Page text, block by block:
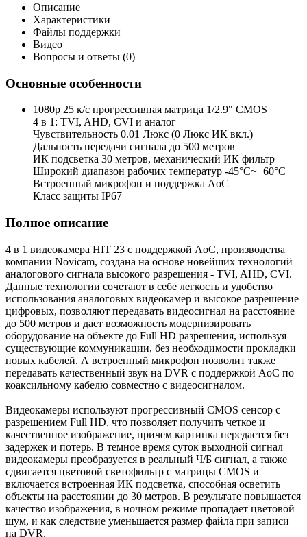
Описание
Характеристики
Файлы поддержки
Видео
Вопросы и ответы (0)
Основные особенности
1080p 25 к/с прогрессивная матрица 1/2.9" CMOS
4 в 1: TVI, AHD, CVI и аналог
Чувствительность 0.01 Люкс (0 Люкс ИК вкл.)
Дальность передачи сигнала до 500 метров
ИК подсветка 30 метров, механический ИК фильтр
Широкий диапазон рабочих температур -45°С~+60°С
Встроенный микрофон и поддержка AoC
Класс защиты IP67
Полное описание
4 в 1 видеокамера HIT 23 с поддержкой AoC, производства
компании Novicam, создана на основе новейших технологий
аналогового сигнала высокого разрешения - TVI, AHD, CVI.
Данные технологии сочетают в себе легкость и удобство
использования аналоговых видеокамер и высокое разрешение
цифровых, позволяют передавать видеосигнал на расстояние
до 500 метров и дает возможность модернизировать
оборудование на объекте до Full HD разрешения, используя
существующие коммуникации, без необходимости прокладки
новых кабелей. А встроенный микрофон позволит также
передавать качественный звук на DVR с поддержкой AoC по
коаксильному кабелю совместно с видеосигналом.
Видеокамеры используют прогрессивный CMOS сенсор c
разрешением Full HD, что позволяет получить четкое и
качественное изображение, причем картинка передается без
задержек и потерь. В темное время суток выходной сигнал
видеокамеры преобразуется в реальный Ч/Б сигнал, а также
сдвигается цветовой светофильтр с матрицы CMOS и
включается встроенная ИК подсветка, способная осветить
объекты на расстоянии до 30 метров. В результате повышается
качество изображения, в ночном режиме пропадает цветовой
шум, и как следствие уменьшается размер файла при записи
на DVR.